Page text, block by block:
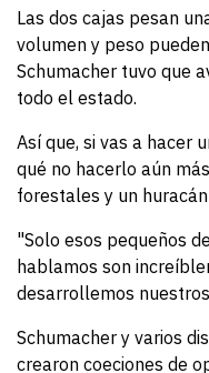
Las dos cajas pesan
volumen y peso
Schumacher tuvo que
todo el estado.
Así que, si vas a hacer
qué no hacerlo aún
forestales y un
"Solo esos pequeños
hablamos son
desarrollemos
Schumacher y varios
crearon coeciones de